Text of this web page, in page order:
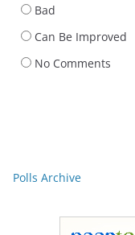
Bad
Can Be Improved
No Comments
Polls Archive